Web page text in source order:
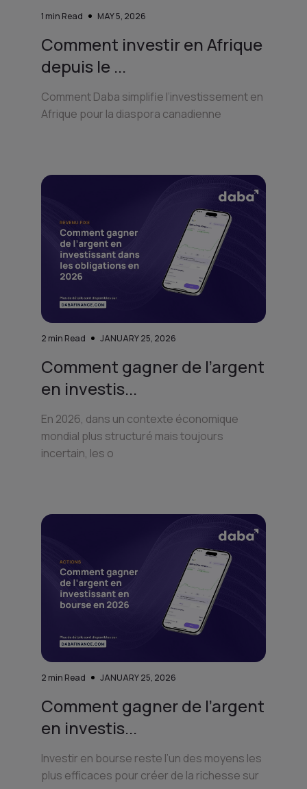
1 min Read MAY 5, 2026
Comment investir en Afrique
depuis le ...
Comment Daba simplifie l’investissement en
Afrique pour la diaspora canadienne
2 min Read JANUARY 25, 2026
Comment gagner de l’argent
en investis...
En 2026, dans un contexte économique
mondial plus structuré mais toujours
incertain, les o
2 min Read JANUARY 25, 2026
Comment gagner de l’argent
en investis...
Investir en bourse reste l’un des moyens les
plus efficaces pour créer de la richesse sur